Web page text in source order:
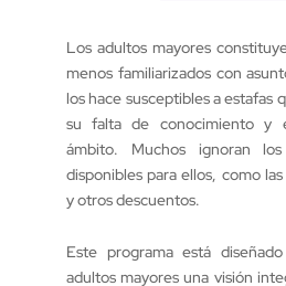
Los adultos mayores
menos familiarizados con
los hace susceptibles a estafas
su falta de conocimiento y
ámbito. Muchos ignoran
disponibles para ellos, como
y otros descuentos.
Este programa está
adultos mayores una visión